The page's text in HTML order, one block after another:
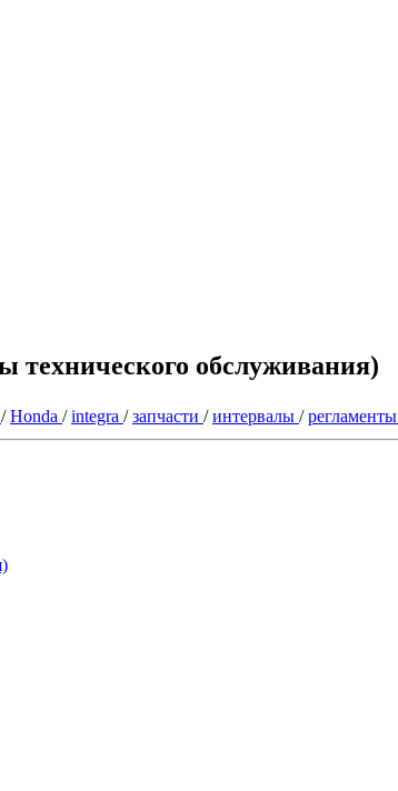
технического обслуживания)
/Honda /integra /запчасти /интервалы /регламенты